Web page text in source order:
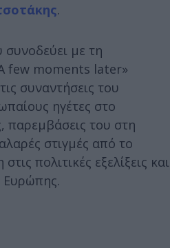
.
με τη
few moments later»
συναντήσεις του
ηγέτες στο
παρεμβάσεις του στη
στιγμές από το
πολιτικές εξελίξεις και
Ευρώπης.